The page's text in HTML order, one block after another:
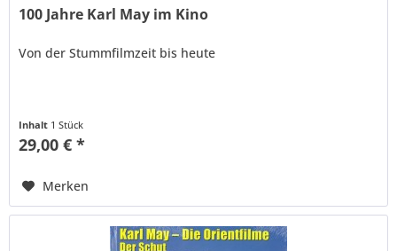
100 Jahre Karl May im Kino
Von der Stummfilmzeit bis heute
Inhalt 1 Stück
29,00 € *
Merken